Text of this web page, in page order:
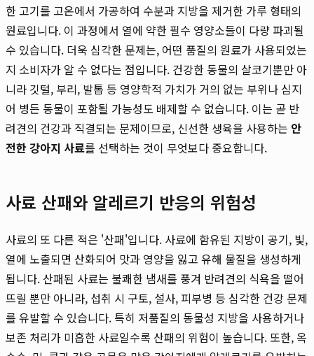
한 고기를 고온에서 가공하여 수분과 지방을 제거한 가루 형태의
원료입니다. 이 과정에서 열에 약한 필수 영양소들이 다량 파괴될
수 있습니다. 더욱 심각한 문제는, 어떤 품질의 원료가 사용되었는
지 소비자가 알 수 없다는 점입니다. 건강한 동물의 살코기뿐만 아
니라 깃털, 부리, 발톱 등 영양학적 가치가 거의 없는 부위나 심지
어 병든 동물이 포함될 가능성도 배제할 수 없습니다. 이는 곧 반
려견의 건강과 직결되는 문제이므로, 신선한 생육을 사용하는 안
전한 강아지 사료를 선택하는 것이 무엇보다 중요합니다.
사료 산패와 알레르기 반응의 위험성
사료의 또 다른 적은 '산패'입니다. 사료에 함유된 지방이 공기, 빛,
열에 노출되면 산화되어 맛과 영양을 잃고 유해 물질을 생성하게
됩니다. 산패된 사료는 불쾌한 냄새를 풍겨 반려견의 식욕을 떨어
뜨릴 뿐만 아니라, 섭취 시 구토, 설사, 피부병 등 심각한 건강 문제
를 유발할 수 있습니다. 특히 저품질의 동물성 지방을 사용하거나
보존 처리가 미흡한 사료일수록 산패의 위험이 높습니다. 또한, 옥